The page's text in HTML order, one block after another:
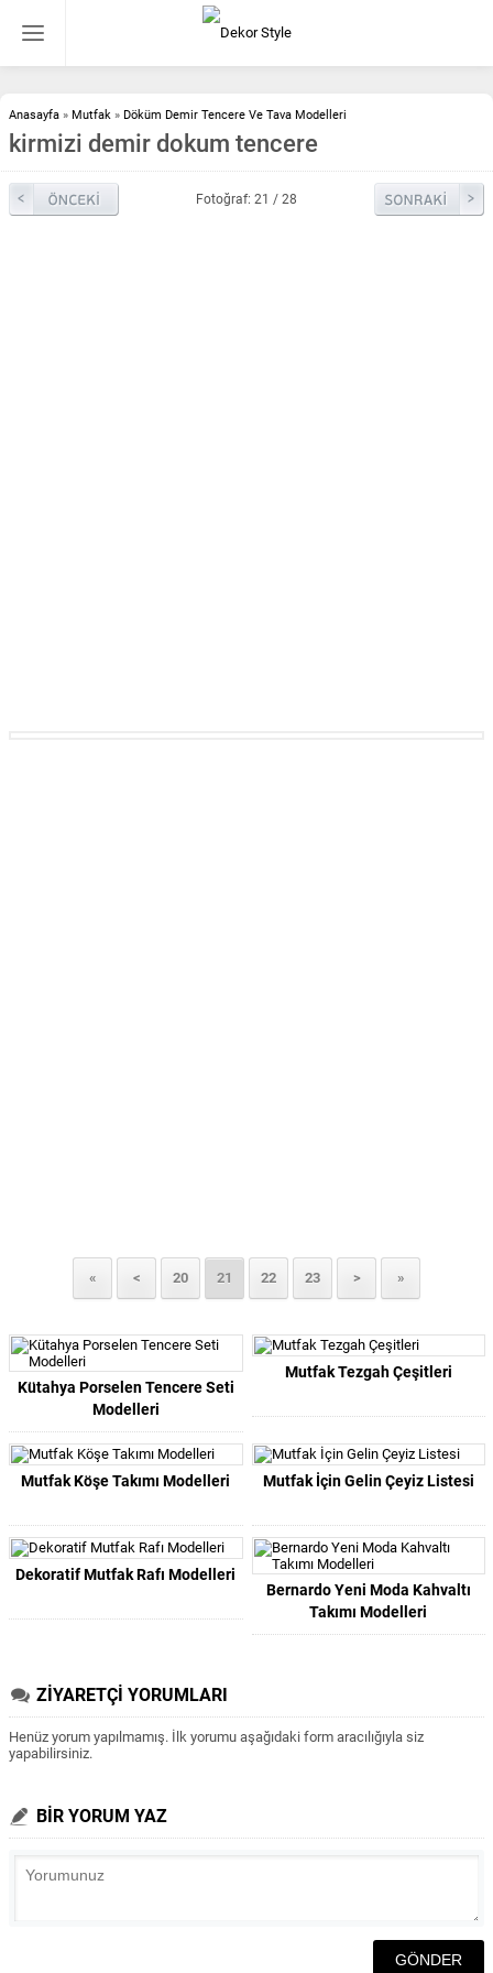
Anasayfa » Mutfak » Döküm Demir Tencere Ve Tava Modelleri
kirmizi demir dokum tencere
Fotoğraf: 21 / 28
« < 20 21 22 23 > »
Kütahya Porselen Tencere Seti
Modelleri
Mutfak Tezgah Çeşitleri
Mutfak Köşe Takımı Modelleri Mutfak İçin Gelin Çeyiz Listesi
Dekoratif Mutfak Rafı Modelleri
Bernardo Yeni Moda Kahvaltı
Takımı Modelleri
ZİYARETÇİ YORUMLARI
Henüz yorum yapılmamış. İlk yorumu aşağıdaki form aracılığıyla siz
yapabilirsiniz.
BİR YORUM YAZ